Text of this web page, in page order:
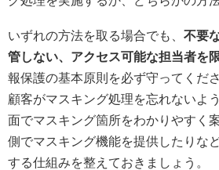
いずれの方法を取る場合でも、 不要
管しない、アクセス可能な担当者を
報保護の基本原則を必ず守ってくだ
顧客がマスキング処理を忘れないよ
面でマスキング箇所をわかりやすく
側でマスキング機能を提供したりな
する仕組みを整えておきましょう。